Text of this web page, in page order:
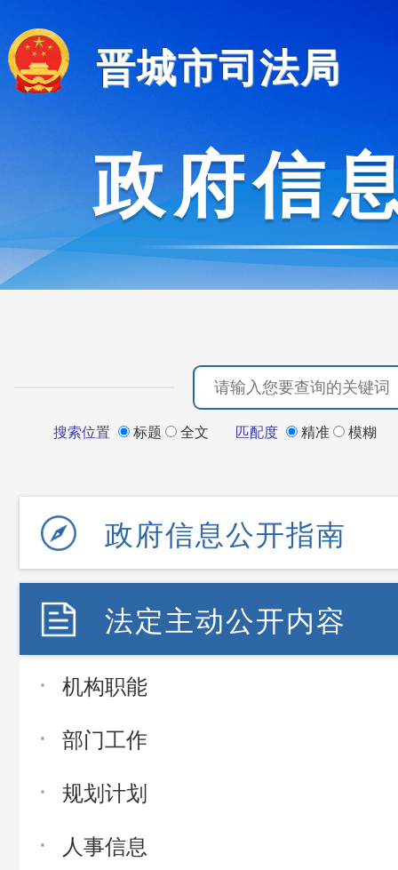
晋城市司法局
政府信
搜索位置 标题 全文 匹配度 精准 模糊
政府信息公开指南
法定主动公开内容
机构职能
部门工作
规划计划
人事信息